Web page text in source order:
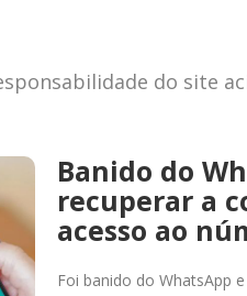
do site
Banido do
recuperar a
acesso ao
Foi banido do WhatsApp